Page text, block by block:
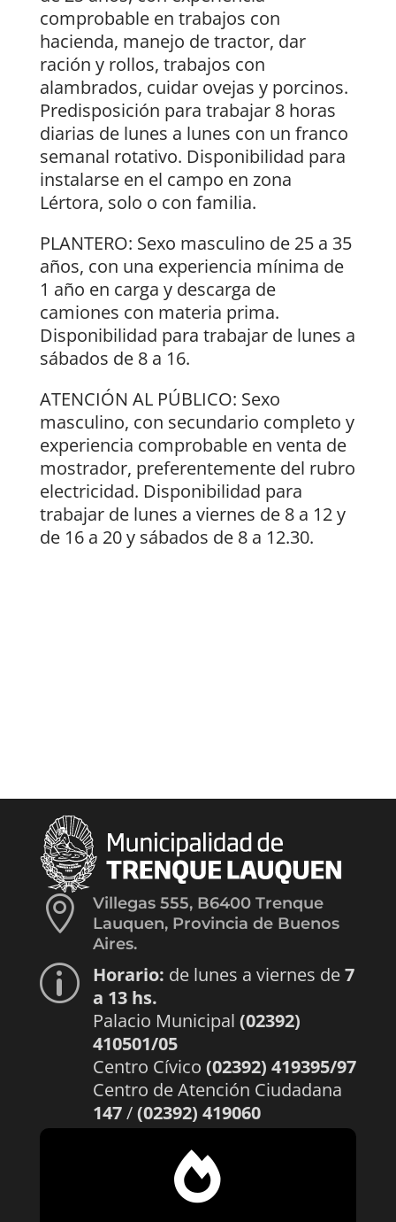
comprobable en trabajos con
hacienda, manejo de tractor, dar
ración y rollos, trabajos con
alambrados, cuidar ovejas y porcinos.
Predisposición para trabajar 8 horas
diarias de lunes a lunes con un franco
semanal rotativo. Disponibilidad para
instalarse en el campo en zona
Lértora, solo o con familia.
PLANTERO: Sexo masculino de 25 a 35
años, con una experiencia mínima de
1 año en carga y descarga de
camiones con materia prima.
Disponibilidad para trabajar de lunes a
sábados de 8 a 16.
ATENCIÓN AL PÚBLICO: Sexo
masculino, con secundario completo y
experiencia comprobable en venta de
mostrador, preferentemente del rubro
electricidad. Disponibilidad para
trabajar de lunes a viernes de 8 a 12 y
de 16 a 20 y sábados de 8 a 12.30.

Villegas 555, B6400 Trenque
Lauquen, Provincia de Buenos
Aires.
p Horario: de lunes a viernes de7
a 13 hs.
Palacio Municipal (02392)
410501/05
Centro Cívico (02392) 419395/97
Centro de Atención Ciudadana
147/(02392) 419060
